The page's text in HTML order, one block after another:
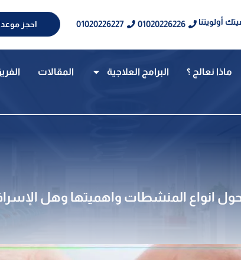
أولويتنا 01020226226
01020226227 احجز
ماذا نعالج ؟ البرامج العلاجية المقالات
حول انواع المنشطات واهميتها وهل